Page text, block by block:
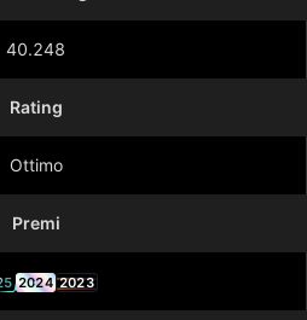
40.248
Rating
Ottimo
Premi
2024 2023